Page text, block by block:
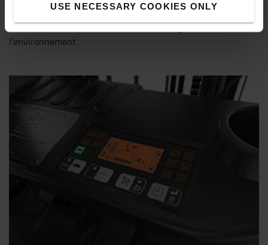
USE NECESSARY COOKIES ONLY
Le toit de protection et le mât à grande visibilité donnent
aux caristes une excellente vue de la charge et de
l'environnement.